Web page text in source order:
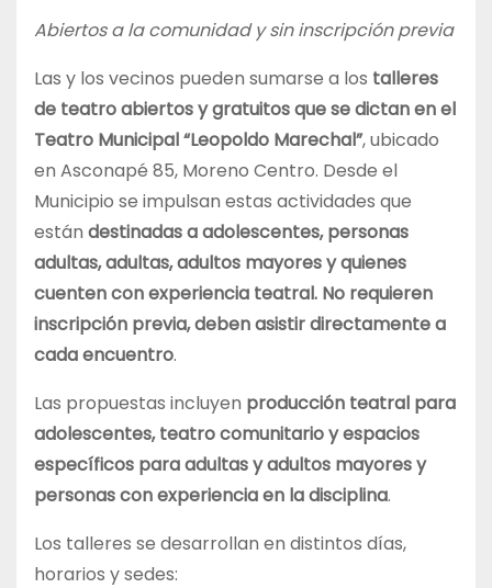
Abiertos a la comunidad y sin inscripción previa
Las y los vecinos pueden sumarse a los talleres
de teatro abiertos y gratuitos que se dictan en el
Teatro Municipal “Leopoldo Marechal”, ubicado
en Asconapé 85, Moreno Centro. Desde el
Municipio se impulsan estas actividades que
están destinadas a adolescentes, personas
adultas, adultas, adultos mayores y quienes
cuenten con experiencia teatral. No requieren
inscripción previa, deben asistir directamente a
cada encuentro.
Las propuestas incluyen producción teatral para
adolescentes, teatro comunitario y espacios
específicos para adultas y adultos mayores y
personas con experiencia en la disciplina.
Los talleres se desarrollan en distintos días,
horarios y sedes: